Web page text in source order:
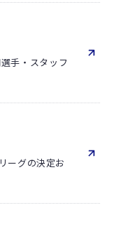
手・スタッフ
ーグの決定お